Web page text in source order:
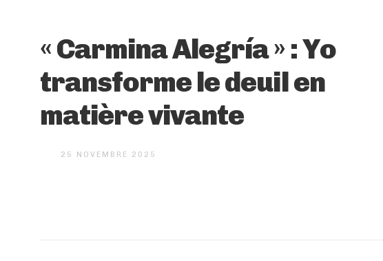
« Carmina Alegría » : Yo
transforme le deuil en
matière vivante
25 NOVEMBRE 2025